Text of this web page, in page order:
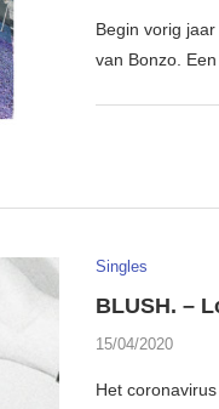
Begin vorig
van Bonzo.
Singles
BLUSH. –
15/04/2020
Het